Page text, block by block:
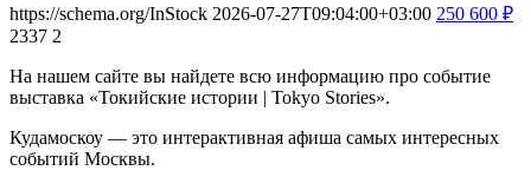
https://schema.org/InStock 2026-07-27T09:04:00+03:00 250 600 ₽
2337 2
На нашем сайте вы найдете всю информацию про событие
выставка «Токийские истории | Tokyo Stories».
Кудамоскоу — это интерактивная афиша самых интересных
событий Москвы.